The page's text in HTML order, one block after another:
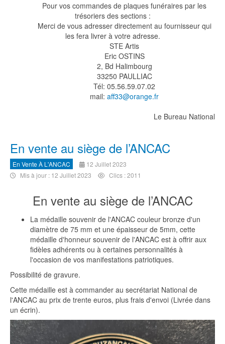
Pour vos commandes de plaques funéraires par les
trésoriers des sections :
Merci de vous adresser directement au fournisseur qui
les fera livrer à votre adresse.
STE Artis
Eric OSTINS
2, Bd Halimbourg
33250 PAULLIAC
Tél: 05.56.59.07.02
mail:aff33@orange.fr
Le Bureau National
En vente au siège de l’ANCAC
En Vente À L'ANCAC
12 Juillet 2023
Mis à jour : 12 Juillet 2023
Clics : 2011
En vente au siège de l’ANCAC
La médaille souvenir de l'ANCAC couleur bronze d'un
diamètre de 75 mm et une épaisseur de 5mm, cette
médaille d'honneur souvenir de l'ANCAC est à offrir aux
fidèles adhérents ou à certaines personnalités à
l'occasion de vos manifestations patriotiques.
Possibilité de gravure.
Cette médaille est à commander au secrétariat National de
l'ANCAC au prix de trente euros, plus frais d'envoi (Livrée dans
un écrin).